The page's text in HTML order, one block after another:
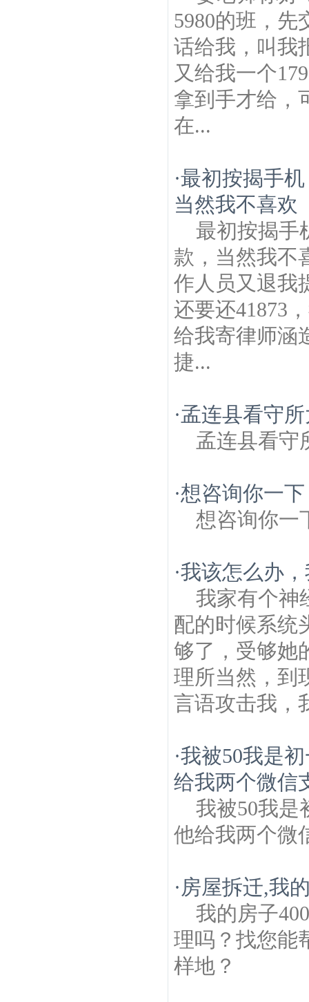
5980的班，先
话给我，叫我
又给我一个
拿到手才给，
在...
·最初按揭手
当然我不喜欢
最初按揭手
款，当然我不
作人员又退我
还要还41873
给我寄律师涵
捷...
·孟连县看守
孟连县看守
·想咨询你一
想咨询你一
·我该怎么办
我家有个神
配的时候系统
够了，受够她
理所当然，到
言语攻击我，
·我被50我是
给我两个微信
我被50我是
他给我两个微
· 房屋拆迁,我
我的房子
理吗？找您能
样地？